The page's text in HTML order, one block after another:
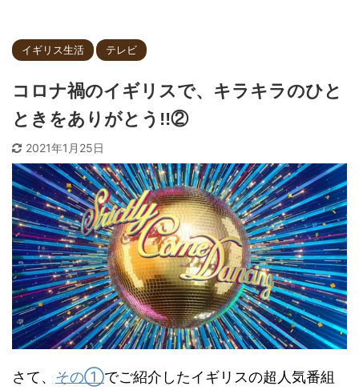
イギリス生活 テレビ
コロナ禍のイギリスで、キラキラのひと
ときをありがとう!!②
2021年1月25日
さて、 その①でご紹介したイギリスの超人気番組